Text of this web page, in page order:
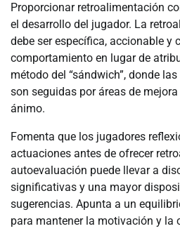
Proporcionar retroalimentación
el desarrollo del jugador. La
debe ser específica, accionable y
comportamiento en lugar de
método del “sándwich”, donde
son seguidas por áreas de
ánimo.
Fomenta que los jugadores
actuaciones antes de ofrecer
autoevaluación puede llevar a
significativas y una mayor
sugerencias. Apunta a un
para mantener la motivación y la